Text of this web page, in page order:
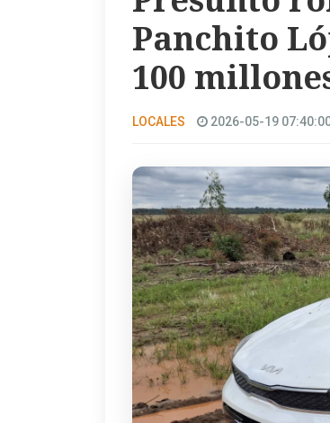
Panchito
100
LOCALES 2026-05-19